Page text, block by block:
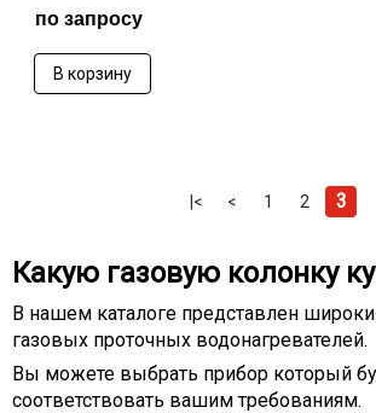
по запросу
В корзину
|< < 1 2 3
Какую газовую колонку
В нашем каталоге представлен
газовых проточных водонагревателей.
Вы можете выбрать прибор который
соответствовать вашим требованиям.